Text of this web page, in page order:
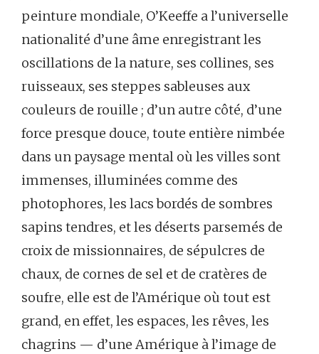
peinture mondiale, O’Keeffe a l’universelle
nationalité d’une âme enregistrant les
oscillations de la nature, ses collines, ses
ruisseaux, ses steppes sableuses aux
couleurs de rouille ; d’un autre côté, d’une
force presque douce, toute entière nimbée
dans un paysage mental où les villes sont
immenses, illuminées comme des
photophores, les lacs bordés de sombres
sapins tendres, et les déserts parsemés de
croix de missionnaires, de sépulcres de
chaux, de cornes de sel et de cratères de
soufre, elle est de l’Amérique où tout est
grand, en effet, les espaces, les rêves, les
chagrins — d’une Amérique à l’image de